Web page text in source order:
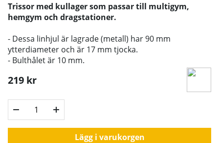
Trissor med kullager som passar till multigym,
hemgym och dragstationer.
- Dessa linhjul är lagrade (metall) har 90 mm
ytterdiameter och är 17 mm tjocka.
- Bulthålet är 10 mm.
219 kr
Lägg i varukorgen